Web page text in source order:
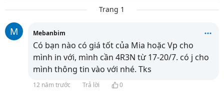
Trang 1
M Mebanbim
Có bạn nào có giá tốt của Mia hoặc Vp cho
mình in với, mình cần 4R3N từ 17-20/7. có j cho
mình thông tin vào với nhé. Tks
12 năm trước Trả lời 0